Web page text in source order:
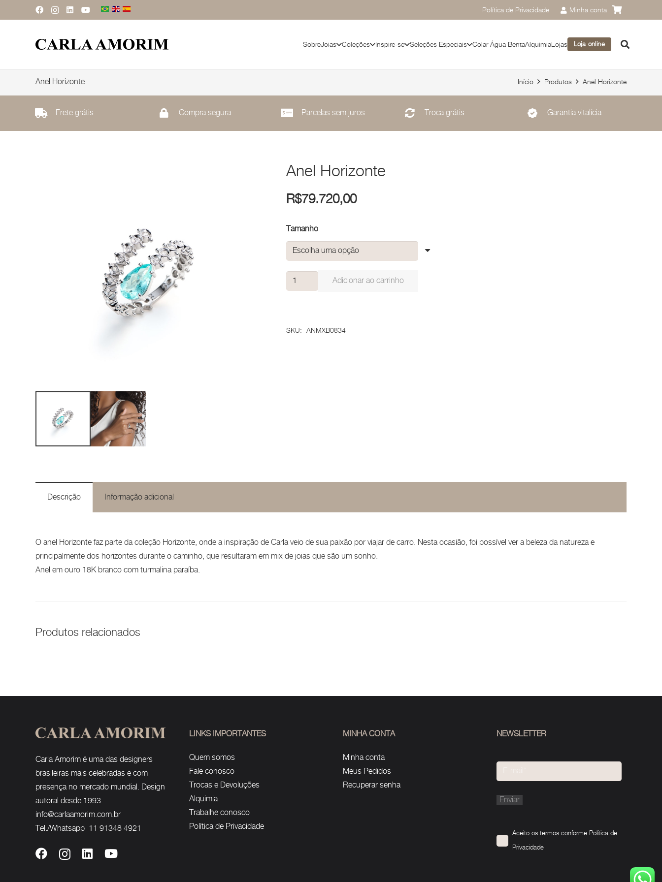
Política de Privacidade Minha conta
SobreJoias Coleções Inspire-se Seleções Especiais Colar Água BentaAlquimiaLojas Loja online
Anel Horizonte Início Produtos Anel Horizonte
Frete grátis Compra segura Parcelas sem juros Troca grátis Garantia vitalícia
Anel Horizonte
R$79.720,00
Tamanho
Anel
Horizonte
Adicionar ao carrinho
SKU: ANMXB0834
Descrição Informação adicional
O anel Horizonte faz parte da coleção Horizonte, onde a inspiração de Carla veio de sua paixão por viajar de carro. Nesta ocasião, foi possível ver a beleza da natureza e
principalmente dos horizontes durante o caminho, que resultaram em mix de joias que são um sonho.
Anel em ouro 18K branco com turmalina paraíba.
Produtos relacionados
Carla Amorim é uma das designers
brasileiras mais celebradas e com
presença no mercado mundial. Design
autoral desde 1993.
info@carlaamorim.com.br
Tel./Whatsapp 11 91348 4921
LINKS IMPORTANTES
Quem somos
Fale conosco
Trocas e Devoluções
Alquimia
Trabalhe conosco
Política de Privacidade
MINHA CONTA
Minha conta
Meus Pedidos
Recuperar senha
NEWSLETTER
Please
Aceito os termos conforme Política de
Privacidade